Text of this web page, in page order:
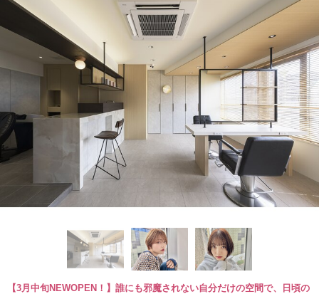
【3月中旬NEWOPEN！】誰にも邪魔されない自分だけの空間で、日頃の